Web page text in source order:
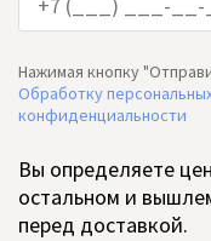
Нажимая кнопку
Обработку
конфиденциальности
Вы определяете
остальном и
перед доставкой.